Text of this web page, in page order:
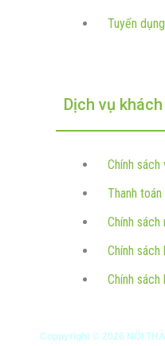
Tuyển dụng
Dịch vụ
Chính sách
Thanh toán
Chính sách
Chính
Chính
Coppyright © 2026 NỘI